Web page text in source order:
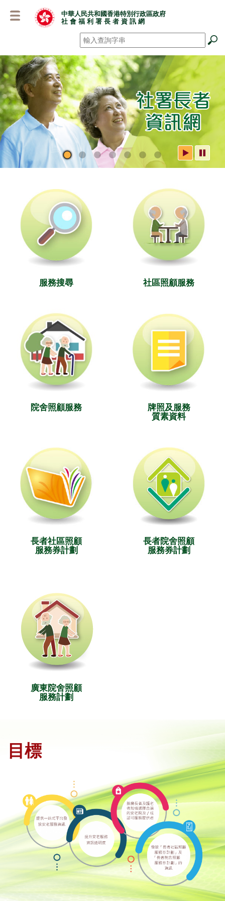
容
中華人民共和國香港特別行政區政府
社 會 福 利 署 長 者 資 訊 網
搜尋 *
社署長者資訊網
服務搜尋 社區照顧服務
院舍照顧服務
牌照及服務
質素資料
長者社區照顧
服務券計劃
長者院舍照顧
服務券計劃
廣東院舍照顧
服務計劃
目標